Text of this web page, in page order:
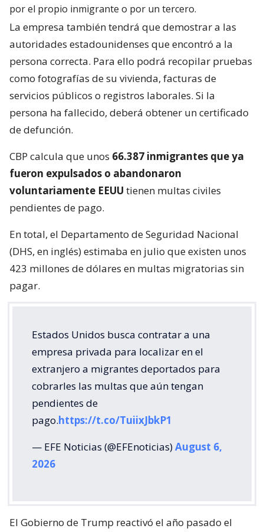
por el propio inmigrante o por un tercero.
La empresa también tendrá que demostrar a las
autoridades estadounidenses que encontró a la
persona correcta. Para ello podrá recopilar pruebas
como fotografías de su vivienda, facturas de
servicios públicos o registros laborales. Si la
persona ha fallecido, deberá obtener un certificado
de defunción.
CBP calcula que unos 66.387 inmigrantes que ya
fueron expulsados o abandonaron
voluntariamente EEUU tienen multas civiles
pendientes de pago.
En total, el Departamento de Seguridad Nacional
(DHS, en inglés) estimaba en julio que existen unos
423 millones de dólares en multas migratorias sin
pagar.
Estados Unidos busca contratar a una
empresa privada para localizar en el
extranjero a migrantes deportados para
cobrarles las multas que aún tengan
pendientes de
pago.https://t.co/TuiixJbkP1
— EFE Noticias (@EFEnoticias)August 6,
2026
El Gobierno de Trump reactivó el año pasado el